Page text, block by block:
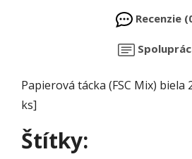
Recenzie
Papierová tácka (FSC Mix) biela
ks]
Štítky: